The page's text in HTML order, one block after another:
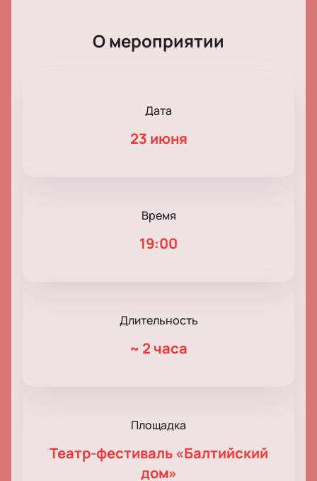
О мероприятии
Дата
23 июня
Время
19:00
Длительность
~ 2 часа
Площадка
Театр-фестиваль «Балтийский
дом»